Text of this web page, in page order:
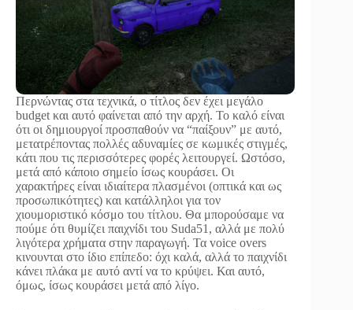
Περνώντας στα τεχνικά, ο τίτλος δεν έχει μεγάλο
budget και αυτό φαίνεται από την αρχή. Το καλό είναι
ότι οι δημιουργοί προσπαθούν να “παίξουν” με αυτό,
μετατρέποντας πολλές αδυναμίες σε κωμικές στιγμές,
κάτι που τις περισσότερες φορές λειτουργεί. Ωστόσο,
μετά από κάποιο σημείο ίσως κουράσει. Οι
χαρακτήρες είναι ιδιαίτερα πλασμένοι (οπτικά και ως
προσωπικότητες) και κατάλληλοι για τον
χιουμοριστικό κόσμο του τίτλου. Θα μπορούσαμε να
πούμε ότι θυμίζει παιχνίδι του Suda51, αλλά με πολύ
λιγότερα χρήματα στην παραγωγή. Τα voice overs
κινουνται στο ίδιο επίπεδο: όχι καλά, αλλά το παιχνίδι
κάνει πλάκα με αυτό αντί να το κρύψει. Και αυτό,
όμως, ίσως κουράσει μετά από λίγο.